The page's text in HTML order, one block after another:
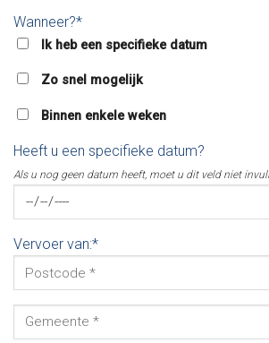
Wanneer?*
Ik heb een specifieke datum
Zo snel mogelijk
Binnen enkele weken
Heeft u een specifieke datum?
Als u nog geen datum heeft, moet u dit veld niet
Vervoer van:*